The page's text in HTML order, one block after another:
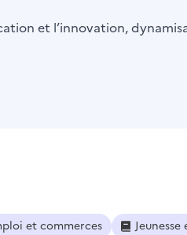
et l’innovation,
et commerces